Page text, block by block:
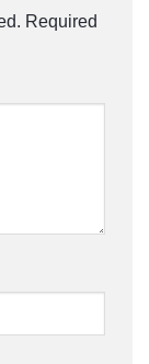
Required